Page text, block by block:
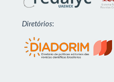
Diretórios: